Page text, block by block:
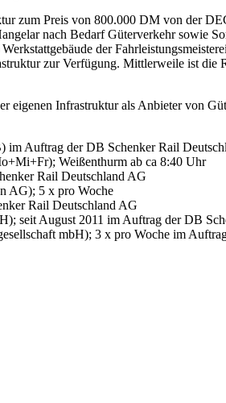
zum Preis von 800.000 DM von der
nach Bedarf Güterverkehr sowie
der
zur Verfügung. Mittlerweile ist die
eigenen Infrastruktur als Anbieter von
im Auftrag der DB Schenker Rail
Weißenthurm ab ca 8:40 Uhr
Rail Deutschland AG
AG); 5 x pro Woche
Rail Deutschland AG
seit August 2011 im Auftrag der DB
mbH); 3 x pro Woche im